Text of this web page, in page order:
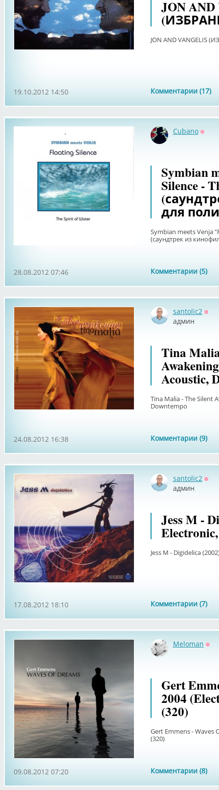
JON
JON AND VANGELIS
Комментарии (17)
19.10.2012 14:50
Cubano
Symbian
Silence -
для
Symbian meets Venja
(саундтрек из
Комментарии (5)
28.08.2012 07:46
santolic2
админ
Tina
Acoustic,
Tina Malia - The Silent
Downtempo
Комментарии (9)
24.08.2012 16:38
santolic2
админ
Jess M -
Jess M - Digidelica
Комментарии (7)
17.08.2012 18:10
Meloman
Gert
2004
(320)
Gert Emmens - Waves
(320)
Комментарии (8)
09.08.2012 07:20